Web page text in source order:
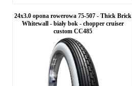
24x3.0 opona rowerowa 75-507 - Thick Brick
Whitewall - biały bok - chopper cruiser
custom CC485